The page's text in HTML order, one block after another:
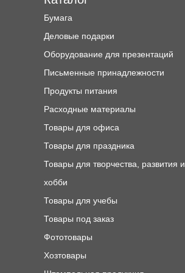
Бумага
Деловые подарки
Оборудование для презентаций
Письменные принадлежности
Продукты питания
Расходные материалы
Товары для офиса
Товары для праздника
Товары для творчества, развития и
хобби
Товары для учебы
Товары под заказ
Фототовары
Хозтовары